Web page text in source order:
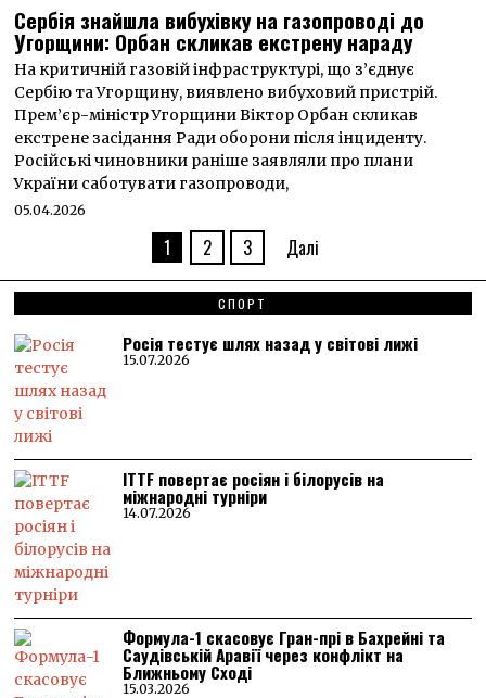
Сербія знайшла вибухівку на газопроводі до
Угорщини: Орбан скликав екстрену нараду
На критичній газовій інфраструктурі, що з’єднує
Сербію та Угорщину, виявлено вибуховий пристрій.
Прем’єр-міністр Угорщини Віктор Орбан скликав
екстрене засідання Ради оборони після інциденту.
Російські чиновники раніше заявляли про плани
України саботувати газопроводи,
05.04.2026
1 2 3 Далі
СПОРТ
Росія тестує шлях назад у світові лижі
15.07.2026
ITTF повертає росіян і білорусів на
міжнародні турніри
14.07.2026
Формула-1 скасовує Гран-прі в Бахрейні та
Саудівській Аравії через конфлікт на
Ближньому Сході
15.03.2026